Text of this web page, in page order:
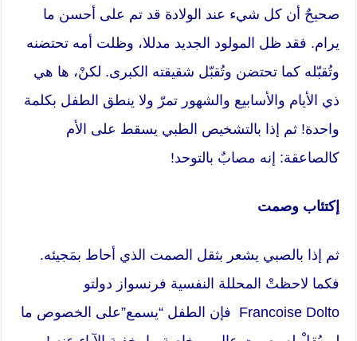
صحيحٌ أن كل شيء عند الولادة قد تم على أحسن ما
يرام. فقد ظل المولود الجديد مدللا، وظلت أمه تحتضنه
وتُقبّله كما تحتضن وتُقبّل شقيقته الكبرى. لكنْ، ها هي
ذي الأيام والأسابيع والشهور تمرّ ولا ينطق الطفل بكلمة
واحدة! ثم إذا بالتشخيص الطبي يسقط على الأم
كالصاعقة: إنه مصابٌ بالتوحد!
إكتئاب وصمت
ثم إذا بالصبي يشعر بثقل الصمت الذي أحاط بمَجيئه.
فكما لاحظتْ المحللة النفسية فرنسواز دولتو
Francoise Dolto فإن الطفل “يسمع”على الخصوص ما